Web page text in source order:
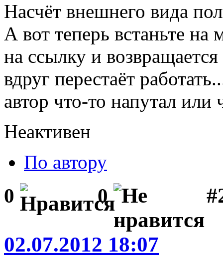
Насчёт внешнего вида
А вот теперь встаньте
на ссылку и
вдруг перестаёт
автор что-то напутал
Неактивен
По автору
0 0
02.07.2012 18:07